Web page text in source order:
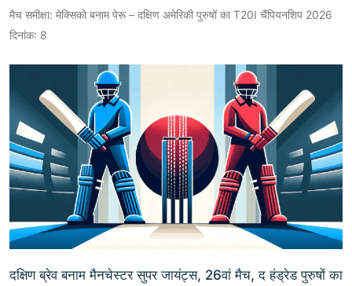
मैच समीक्षा: मेक्सिको बनाम पेरू – दक्षिण अमेरिकी पुरुषों का T20I चैंपियनशिप 2026
दिनांक: 8
दक्षिण ब्रेव बनाम मैनचेस्टर सुपर जायंट्स, 26वां मैच, द हंड्रेड पुरुषों का